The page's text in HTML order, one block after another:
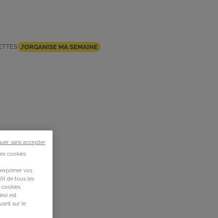
J’ORGANISE MA SEMAINE
cookies
vos
de tous les
cookies
est
sur le
sans accepter